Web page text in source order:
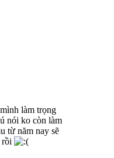
làm trọng
nói ko còn làm
từ năm nay sẽ